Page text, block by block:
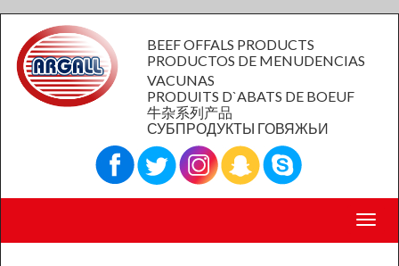
BEEF OFFALS PRODUCTS
PRODUCTOS DE MENUDENCIAS
VACUNAS
PRODUITS D`ABATS DE BOEUF
牛杂系列产品
СУБПРОДУКТЫ ГОВЯЖЬИ